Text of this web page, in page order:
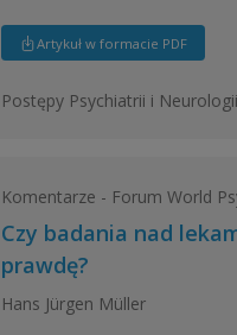
Artykuł w formacie PDF
Postępy Psychiatrii i
Komentarze - Forum World
Czy badania nad
prawdę?
Hans Jürgen Müller